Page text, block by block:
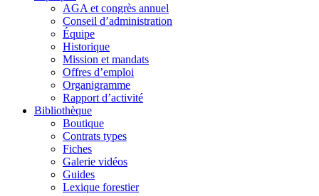
AGA et congrès annuel
Conseil d’administration
Équipe
Historique
Mission et mandats
Offres d’emploi
Organigramme
Rapport d’activité
Bibliothèque
Boutique
Contrats types
Fiches
Galerie vidéos
Guides
Lexique forestier